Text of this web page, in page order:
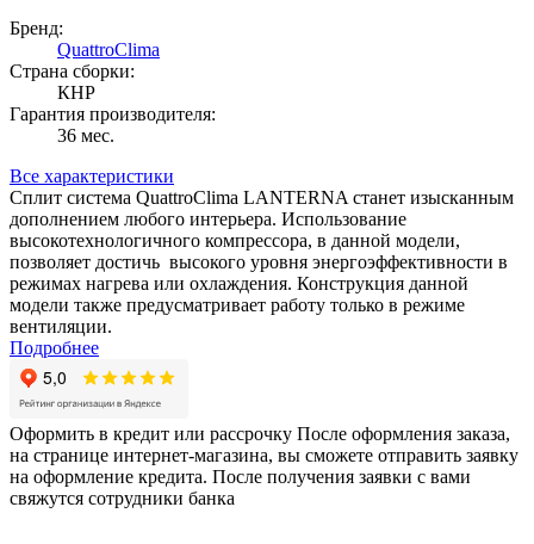
Бренд:
QuattroClima
Страна сборки:
КНР
Гарантия производителя:
36 мес.
Все характеристики
Сплит система QuattroClima LANTERNA станет изысканным
дополнением любого интерьера. Использование
высокотехнологичного компрессора, в данной модели,
позволяет достичь высокого уровня энергоэффективности в
режимах нагрева или охлаждения. Конструкция данной
модели также предусматривает работу только в режиме
вентиляции.
Подробнее
Оформить в кредит или рассрочку После оформления заказа,
на странице интернет-магазина, вы сможете отправить заявку
на оформление кредита. После получения заявки с вами
свяжутся сотрудники банка